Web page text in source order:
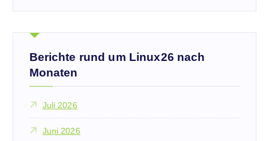
Berichte rund um Linux26 nach
Monaten
Juli 2026
Juni 2026